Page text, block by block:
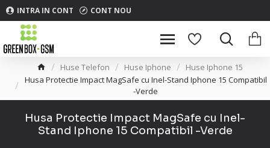
INTRA IN CONT CONT NOU
Huse Telefon Huse Iphone
Huse Iphone 15
Husa Protectie Impact MagSafe cu Inel-Stand Iphone 15 Compatibil
-Verde
Husa Protectie Impact MagSafe cu Inel-
Stand Iphone 15 Compatibil -Verde